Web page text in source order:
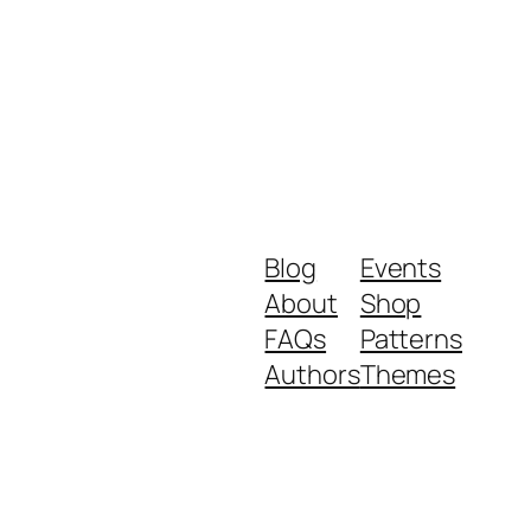
Blog
About
FAQs
Authors
Events
Shop
Patterns
Themes